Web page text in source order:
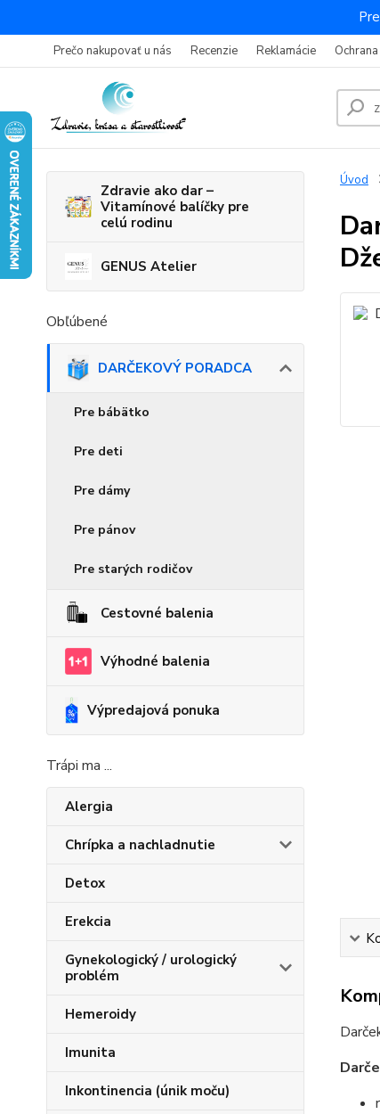
Prečo nakupovať u nás Recenzie Reklamácie
Zdravie ako dar –
Vitamínové balíčky pre
celú rodinu
GENUS Atelier
Obľúbené
DARČEKOVÝ PORADCA
Pre bábätko
Pre deti
Pre dámy
Pre pánov
Pre starých rodičov
Cestovné balenia
Výhodné balenia
Výpredajová ponuka
Trápi ma ...
Alergia
Chrípka a nachladnutie
Detox
Erekcia
Gynekologický / urologický
problém
Hemeroidy
Imunita
Inkontinencia (únik moču)
Úvod